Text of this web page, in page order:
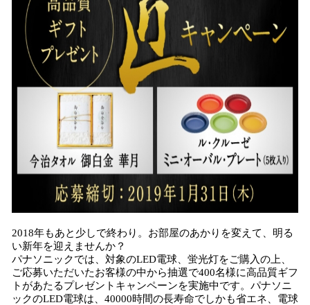
中
で
す
2018年もあと少しで終わり。お部屋のあかりを変えて、明る
い新年を迎えませんか？
パナソニックでは、対象のLED電球、蛍光灯をご購入の上、
ご応募いただいたお客様の中から抽選で400名様に高品質ギフ
トがあたるプレゼントキャンペーンを実施中です。パナソニ
ックのLED電球は、40000時間の長寿命でしかも省エネ、電球